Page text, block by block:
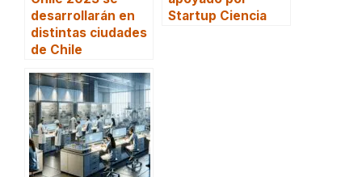
desarrollarán en
distintas ciudades
de Chile
Startup Ciencia